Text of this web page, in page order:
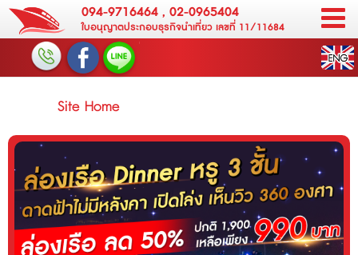
094-9716464, 02-0965404
ใบอนุญาตประกอบธุรกิจนำเที่ยว เลขที่ 11/11684
Site Home